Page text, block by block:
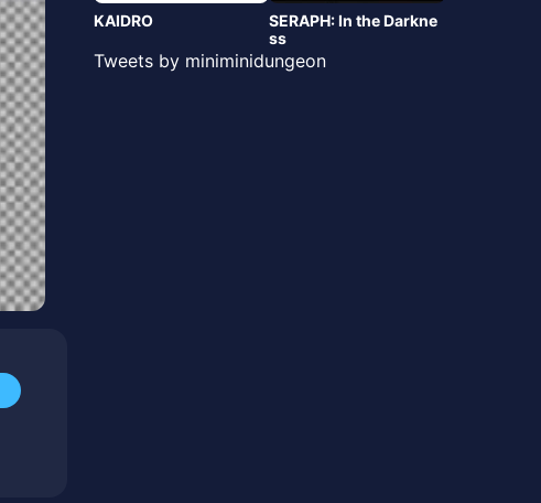
KAIDRO
SERAPH: In the Darkne
ss
Tweets by miniminidungeon